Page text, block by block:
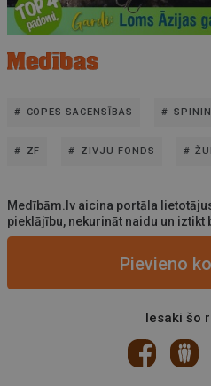
COPES SACENSĪBAS
ZF ZIVJU FONDS
Medībām.lv aicina portāla
pieklājību, nekurināt naidu un iztikt
Pievieno
Iesaki šo